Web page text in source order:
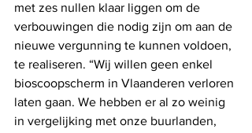
met zes nullen klaar liggen om de
verbouwingen die nodig zijn om aan de
nieuwe vergunning te kunnen voldoen,
te realiseren. “Wij willen geen enkel
bioscoopscherm in Vlaanderen verloren
laten gaan. We hebben er al zo weinig
in vergelijking met onze buurlanden,